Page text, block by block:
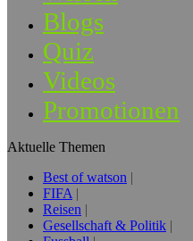
Blogs
Quiz
Videos
Promotionen
Aktuelle Themen
Best of watson
FIFA
Reisen
Gesellschaft & Politik